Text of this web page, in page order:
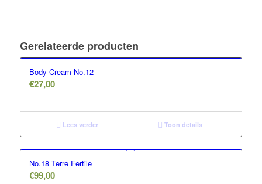
Gerelateerde producten
Body Cream No.12
€27,00
Lees verder Toon details
No.18 Terre Fertile
€99,00